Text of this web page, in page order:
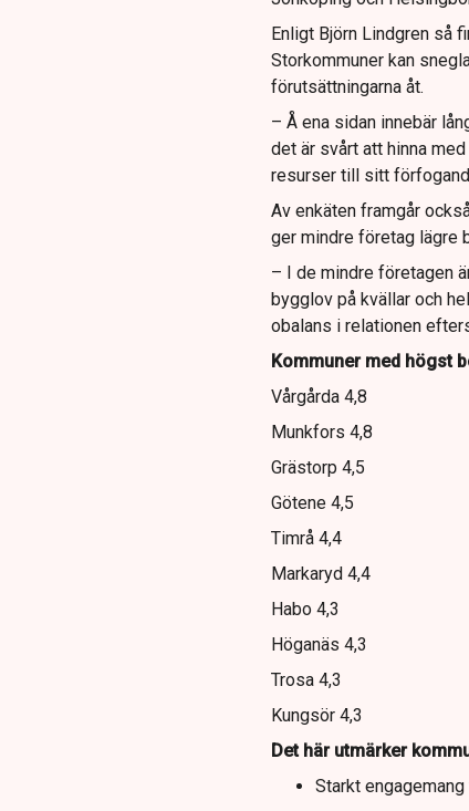
Enligt Björn Lindgren så
Storkommuner kan
förutsättningarna åt.
– Å ena sidan innebär
det är svårt att hinna
resurser till sitt
Av enkäten framgår
ger mindre företag lägre
– I de mindre företagen
bygglov på kvällar och
obalans i relationen
Kommuner med högst
Vårgårda 4,8
Munkfors 4,8
Grästorp 4,5
Götene 4,5
Timrå 4,4
Markaryd 4,4
Habo 4,3
Höganäs 4,3
Trosa 4,3
Kungsör 4,3
Det här utmärker
Starkt